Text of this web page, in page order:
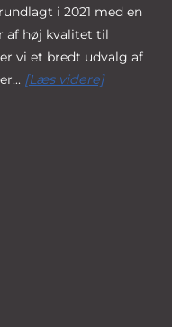
i 2021 med en
af høj kvalitet til
vi et bredt udvalg af
[Læs videre]